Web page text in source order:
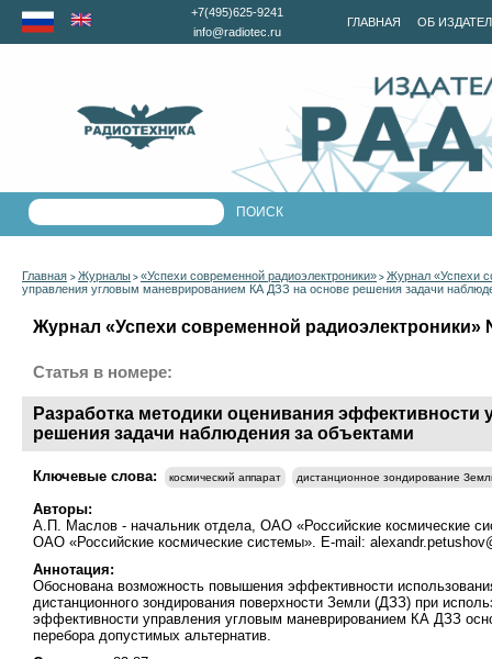
ГЛАВНАЯ ОБ
+7(495)625-9241
info@radiotec.ru
Главная > Журналы > «Успехи современной радиоэлектроники» > Журнал «Успехи
управления угловым маневрированием КА ДЗЗ на основе решения задачи
Журнал «Успехи современной радиоэлектроники»
Статья в номере:
Разработка методики оценивания
решения задачи наблюдения за объектами
Ключевые слова: космический аппарат дистанционное зондирование
Авторы:
А.П. Маслов - начальник отдела, ОАО «Российские космические
ОАО «Российские космические системы». E-mail:
Аннотация:
Обоснована возможность повышения эффективности
дистанционного зондирования поверхности Земли (ДЗЗ) при
эффективности управления угловым маневрированием КА ДЗЗ
перебора допустимых альтернатив.